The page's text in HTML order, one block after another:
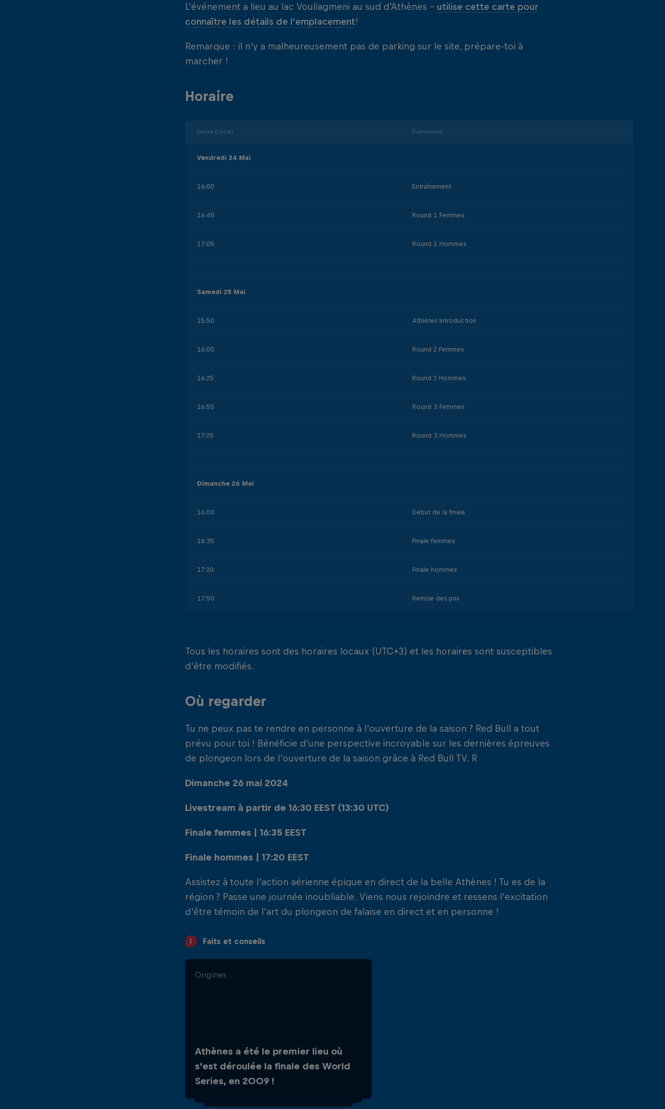
L'événement a lieu au lac Vouliagmeni au sud d'Athènes - utilise cette carte pour
connaître les détails de l'emplacement!
Remarque : il n'y a malheureusement pas de parking sur le site, prépare-toi à
marcher !
Horaire
Heure (Local) Événement
Vendredi 24 Mai
16:00 Entraînement
16:45 Round 1 Femmes
17:05 Round 1 Hommes
Samedi 25 Mai
15:50 Athlètes Introduction
16:00 Round 2 Femmes
16:25 Round 2 Hommes
16:55 Round 3 Femmes
17:25 Round 3 Hommes
Dimanche 26 Mai
16:00 Début de la finale
16:35 Finale femmes
17:20 Finale hommes
17:50 Remise des prix
Tous les horaires sont des horaires locaux (UTC+3) et les horaires sont susceptibles
d'être modifiés.
Où regarder
Tu ne peux pas te rendre en personne à l'ouverture de la saison ? Red Bull a tout
prévu pour toi ! Bénéficie d'une perspective incroyable sur les dernières épreuves
de plongeon lors de l'ouverture de la saison grâce à Red Bull TV. R
Dimanche 26 mai 2024
Livestream à partir de 16:30 EEST (13:30 UTC)
Finale femmes | 16:35 EEST
Finale hommes | 17:20 EEST
Assistez à toute l'action aérienne épique en direct de la belle Athènes ! Tu es de la
région ? Passe une journée inoubliable. Viens nous rejoindre et ressens l'excitation
d'être témoin de l'art du plongeon de falaise en direct et en personne !
Faits et conseils
Origines :
Athènes a été le premier lieu où
s'est déroulée la finale des World
Series, en 2009 !
Orlando Duque a également été
couronné comme le premier
World Series ici en 2009.